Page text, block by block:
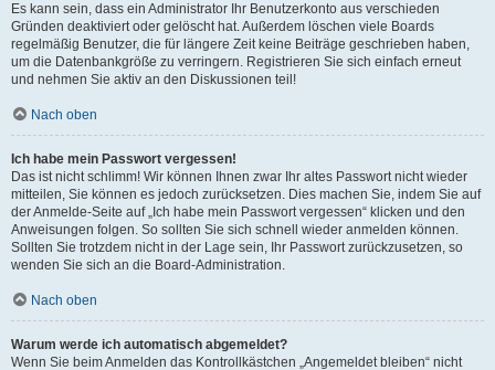
Es kann sein, dass ein Administrator Ihr Benutzerkonto aus verschieden
Gründen deaktiviert oder gelöscht hat. Außerdem löschen viele Boards
regelmäßig Benutzer, die für längere Zeit keine Beiträge geschrieben haben,
um die Datenbankgröße zu verringern. Registrieren Sie sich einfach erneut
und nehmen Sie aktiv an den Diskussionen teil!
Nach oben
Ich habe mein Passwort vergessen!
Das ist nicht schlimm! Wir können Ihnen zwar Ihr altes Passwort nicht wieder
mitteilen, Sie können es jedoch zurücksetzen. Dies machen Sie, indem Sie auf
der Anmelde-Seite auf „Ich habe mein Passwort vergessen“ klicken und den
Anweisungen folgen. So sollten Sie sich schnell wieder anmelden können.
Sollten Sie trotzdem nicht in der Lage sein, Ihr Passwort zurückzusetzen, so
wenden Sie sich an die Board-Administration.
Nach oben
Warum werde ich automatisch abgemeldet?
Wenn Sie beim Anmelden das Kontrollkästchen „Angemeldet bleiben“ nicht